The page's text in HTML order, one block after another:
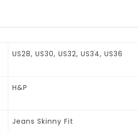
US28, US30, US32, US34, US36
H&P
Jeans Skinny Fit